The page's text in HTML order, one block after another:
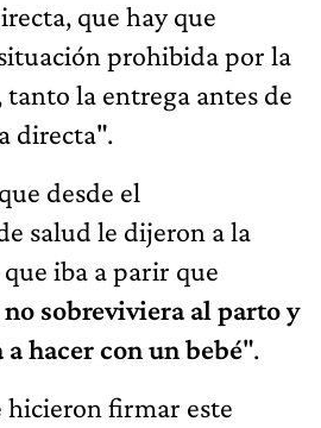
que hay que
prohibida por la
la entrega antes de
directa".
desde el
salud le dijeron a la
iba a parir que
sobreviviera al parto y
hacer con un bebé".
hicieron firmar este